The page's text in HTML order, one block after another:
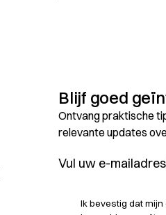
Blijf goed
Ontvang praktische
relevante updates
Ik bevestig dat